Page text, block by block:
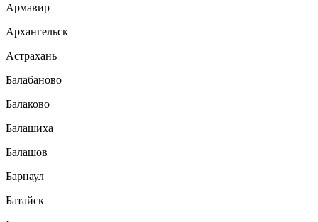
Армавир
Архангельск
Астрахань
Балабаново
Балаково
Балашиха
Балашов
Барнаул
Батайск